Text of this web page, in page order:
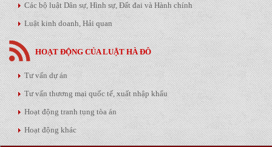
Các bộ luật Dân sự, Hình sự, Đất đai và Hành chính
Luật kinh doanh, Hải quan
HOẠT ĐỘNG CỦA LUẬT HÀ ĐÔ
Tư vấn dự án
Tư vấn thương mại quốc tế, xuất nhập khẩu
Hoạt động tranh tụng tòa án
Hoạt động khác